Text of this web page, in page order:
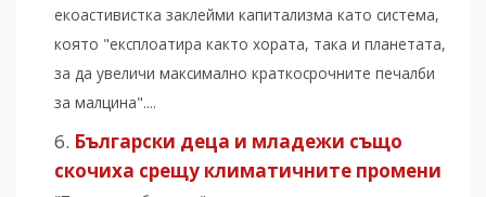
екоастивистка заклейми капитализма като система,
която "експлоатира както хората, така и планетата,
за да увеличи максимално краткосрочните печалби
за малцина"....
Български деца и младежи също
скочиха срещу климатичните промени